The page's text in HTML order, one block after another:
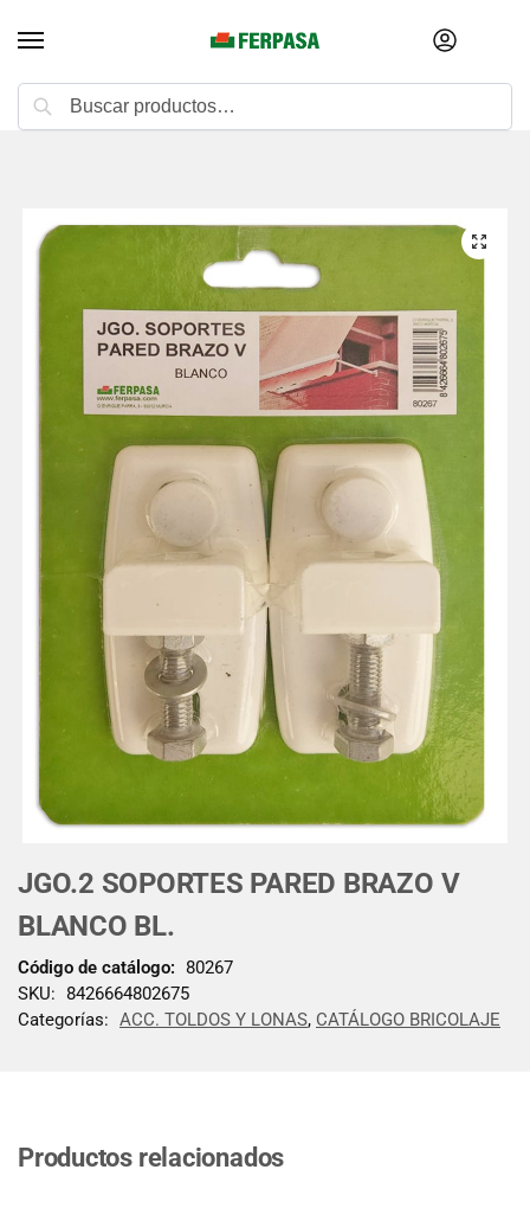
JGO.2 SOPORTES PARED BRAZO V
BLANCO BL.
Código de catálogo: 80267
SKU: 8426664802675
Categorías: ACC. TOLDOS Y LONAS, CATÁLOGO BRICOLAJE
Productos relacionados